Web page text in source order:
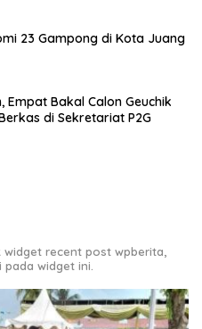
23 Gampong di Kota Juang
Bakal Calon Geuchik
di Sekretariat P2G
recent post wpberita,
widget ini.